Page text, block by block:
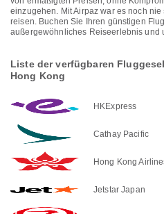
einzugehen. Mit Airpaz war es noch
reisen. Buchen Sie Ihren günstigen
außergewöhnliches Reiseerlebnis und
Liste der verfügbaren
Hong Kong
HKExpress
Cathay Pacific
Hong Kong
Jetstar Japan